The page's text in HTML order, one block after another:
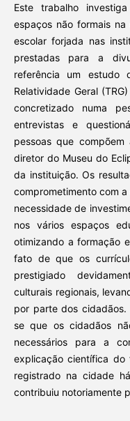
Este trabalho
espaços não formais
escolar forjada nas
prestadas para a
referência um estudo
Relatividade Geral
concretizado numa
entrevistas e
pessoas que
diretor do Museu do
da instituição. Os
comprometimento com
necessidade de
nos vários espaços
otimizando a formação
fato de que os
prestigiado
culturais regionais,
por parte dos
se que os cidadãos
necessários para a
explicação científica do
registrado na cidade
contribuiu notoriamente